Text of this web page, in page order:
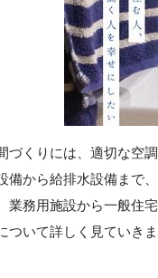
づくりには、適切な空
備から給排水設備まで
業務用施設から一般住
ついて詳しく見ていきま